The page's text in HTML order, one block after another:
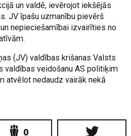
un valdē, ievērojot iekšējās
JV īpašu uzmanību pievērš
nepieciešamībai izvairīties no
(JV) valdības krišanas Valsts
valdības veidošanu AS politiķim
atvēlot nedaudz vairāk nekā
0